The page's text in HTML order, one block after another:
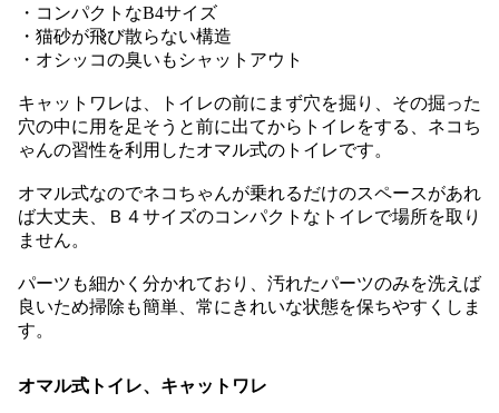
・コンパクトなB4サイズ
・猫砂が飛び散らない構造
・オシッコの臭いもシャットアウト
キャットワレは、トイレの前にまず穴を掘り、その掘った
穴の中に用を足そうと前に出てからトイレをする、ネコち
ゃんの習性を利用したオマル式のトイレです。
オマル式なのでネコちゃんが乗れるだけのスペースがあれ
ば大丈夫、Ｂ４サイズのコンパクトなトイレで場所を取り
ません。
パーツも細かく分かれており、汚れたパーツのみを洗えば
良いため掃除も簡単、常にきれいな状態を保ちやすくしま
す。
オマル式トイレ、キャットワレ